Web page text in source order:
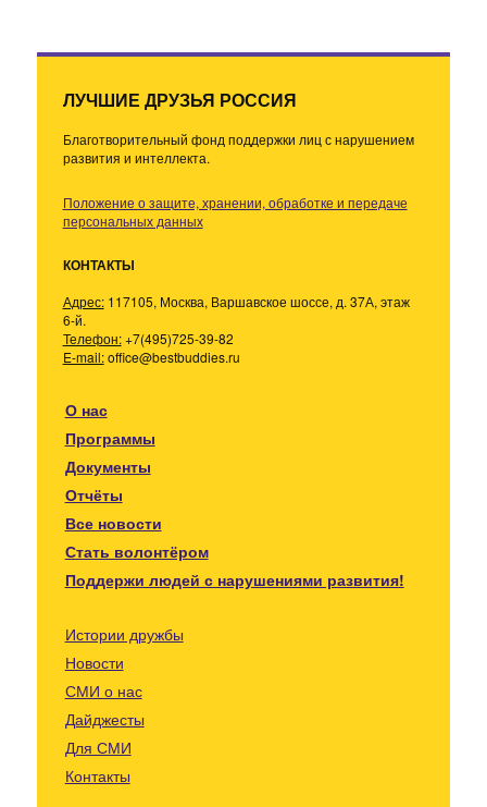
ЛУЧШИЕ ДРУЗЬЯ РОССИЯ
Благотворительный фонд поддержки лиц с нарушением
развития и интеллекта.
Положение о защите, хранении, обработке и передаче
персональных данных
КОНТАКТЫ
Адрес:117105, Москва, Варшавское шоссе, д. 37А, этаж
6-й.
Телефон:+7(495)725-39-82
E-mail:office@bestbuddies.ru
О нас
Программы
Документы
Отчёты
Все новости
Стать волонтёром
Поддержи людей с нарушениями развития!
Истории дружбы
Новости
СМИ о нас
Дайджесты
Для СМИ
Контакты